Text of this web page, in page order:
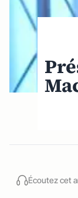
Écoutez cet